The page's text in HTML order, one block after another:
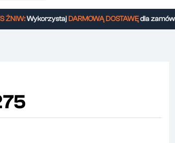
WykorzystajDARMOWĄ DOSTAWĘdla